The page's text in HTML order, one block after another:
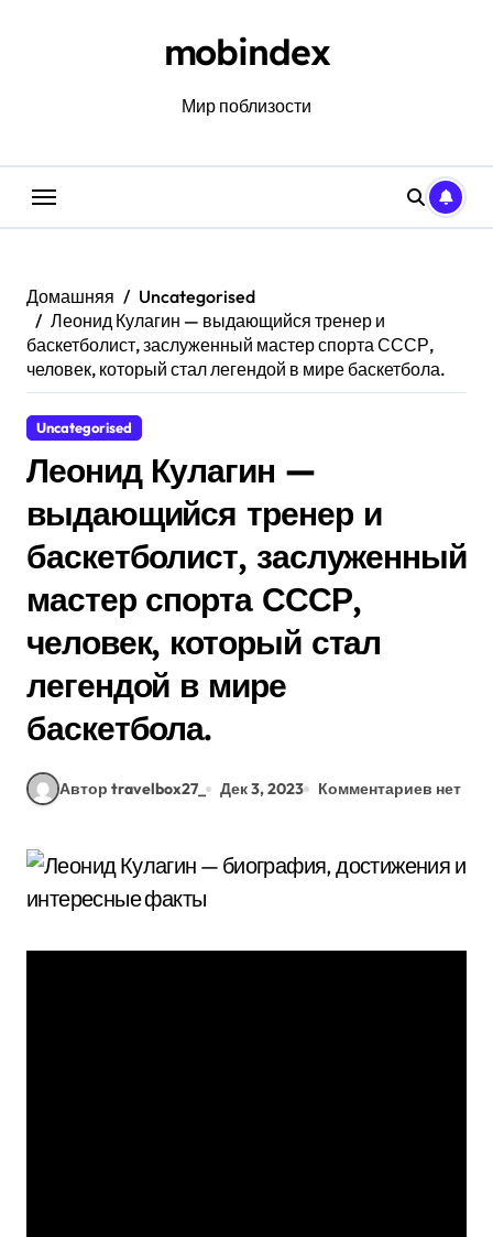
mobindex
Мир поблизости
Домашняя
Uncategorised
Леонид Кулагин — выдающийся тренер и
баскетболист, заслуженный мастер спорта СССР,
человек, который стал легендой в мире баскетбола.
Uncategorised
Леонид Кулагин —
выдающийся тренер и
баскетболист, заслуженный
мастер спорта СССР,
человек, который стал
легендой в мире
баскетбола.
Автор travelbox27_ Дек 3, 2023 Комментариев нет